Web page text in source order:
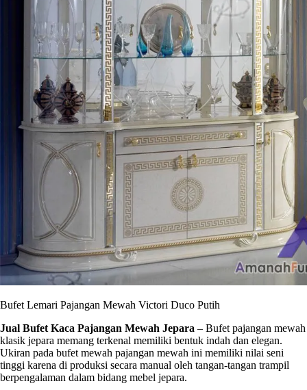
Bufet Lemari Pajangan Mewah Victori Duco Putih
Jual Bufet Kaca Pajangan Mewah Jepara – Bufet pajangan mewah
klasik jepara memang terkenal memiliki bentuk indah dan elegan.
Ukiran pada bufet mewah pajangan mewah ini memiliki nilai seni
tinggi karena di produksi secara manual oleh tangan-tangan trampil
berpengalaman dalam bidang mebel jepara.